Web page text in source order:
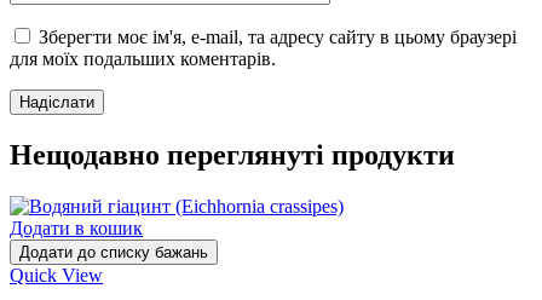
Зберегти моє ім'я, e-mail, та адресу сайту в цьому браузері
для моїх подальших коментарів.
Нещодавно переглянуті продукти
Додати в кошик
Додати до списку бажань
Quick View